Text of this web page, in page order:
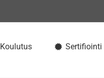
Koulutus Sertifiointi